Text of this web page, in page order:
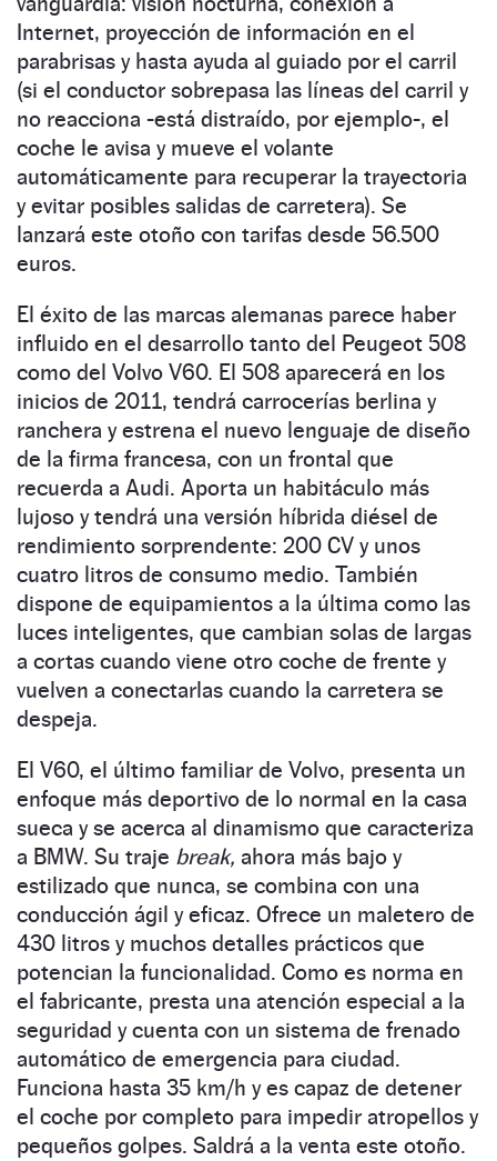
Internet, proyección de información en el
parabrisas y hasta ayuda al guiado por el carril
(si el conductor sobrepasa las líneas del carril y
no reacciona -está distraído, por ejemplo-, el
coche le avisa y mueve el volante
automáticamente para recuperar la trayectoria
y evitar posibles salidas de carretera). Se
lanzará este otoño con tarifas desde 56.500
euros.
El éxito de las marcas alemanas parece haber
influido en el desarrollo tanto del Peugeot 508
como del Volvo V60. El 508 aparecerá en los
inicios de 2011, tendrá carrocerías berlina y
ranchera y estrena el nuevo lenguaje de diseño
de la firma francesa, con un frontal que
recuerda a Audi. Aporta un habitáculo más
lujoso y tendrá una versión híbrida diésel de
rendimiento sorprendente: 200 CV y unos
cuatro litros de consumo medio. También
dispone de equipamientos a la última como las
luces inteligentes, que cambian solas de largas
a cortas cuando viene otro coche de frente y
vuelven a conectarlas cuando la carretera se
despeja.
El V60, el último familiar de Volvo, presenta un
enfoque más deportivo de lo normal en la casa
sueca y se acerca al dinamismo que caracteriza
a BMW. Su traje break, ahora más bajo y
estilizado que nunca, se combina con una
conducción ágil y eficaz. Ofrece un maletero de
430 litros y muchos detalles prácticos que
potencian la funcionalidad. Como es norma en
el fabricante, presta una atención especial a la
seguridad y cuenta con un sistema de frenado
automático de emergencia para ciudad.
Funciona hasta 35 km/h y es capaz de detener
el coche por completo para impedir atropellos y
pequeños golpes. Saldrá a la venta este otoño.